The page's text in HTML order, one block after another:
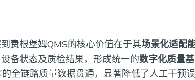
费根堡姆QMS的核心价值在于其场景化适配
备状态及质检结果，形成统一的数字化质量
全链路质量数据贯通，显著降低了人工干预